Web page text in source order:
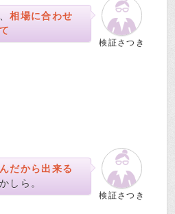
検証さつき
相場に合わせ
検証さつき
だから出来る
しら。